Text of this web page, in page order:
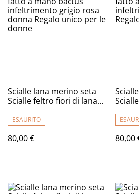
Scialle lana merino seta
Scialle feltro fiori di lana
infeltrimento grigio rosa
donna Regalo unico per le
donne
ESAURITO
80,00 € 80,00